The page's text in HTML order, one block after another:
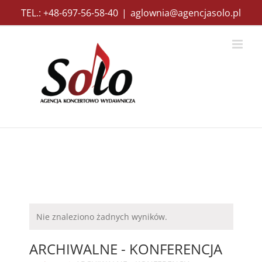
zawartości
TEL.: +48-697-56-58-40 | aglownia@agencjasolo.pl
Nie znaleziono żadnych wyników.
ARCHIWALNE - KONFERENCJA